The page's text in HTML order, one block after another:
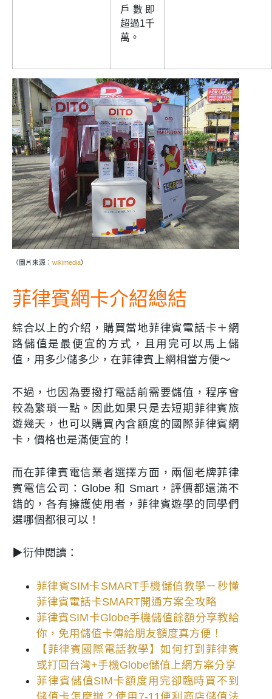
戶數即
超過1千
萬。
（圖片來源： wikimedia）
菲律賓網卡介紹總結
綜合以上的介紹，購買當地菲律賓電話卡＋網
路儲值是最便宜的方式，且用完可以馬上儲
值，用多少儲多少，在菲律賓上網相當方便～
不過，也因為要撥打電話前需要儲值，程序會
較為繁瑣一點。因此如果只是去短期菲律賓旅
遊幾天，也可以購買內含額度的國際菲律賓網
卡，價格也是滿便宜的！
而在菲律賓電信業者選擇方面，兩個老牌菲律
賓電信公司：Globe 和 Smart，評價都還滿不
錯的，各有擁護使用者，菲律賓遊學的同學們
選哪個都很可以！
▶衍伸閱讀：
菲律賓SIM卡SMART手機儲值教學－秒懂
菲律賓電話卡SMART開通方案全攻略
菲律賓SIM卡Globe手機儲值餘額分享教給
你，免用儲值卡傳給朋友額度真方便！
【菲律賓國際電話教學】如何打到菲律賓
或打回台灣+手機Globe儲值上網方案分享
菲律賓儲值SIM卡額度用完卻臨時買不到
儲值卡怎麼辦？使用7-11便利商店儲值法